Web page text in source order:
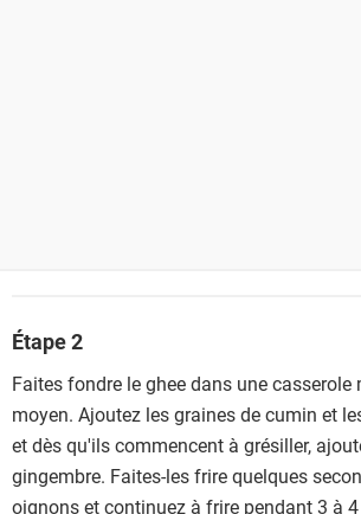
Étape 2
Faites fondre le ghee dans une casserole
moyen. Ajoutez les graines de cumin et
et dès qu'ils commencent à grésiller,
gingembre. Faites-les frire quelques
oignons et continuez à frire pendant 3 à